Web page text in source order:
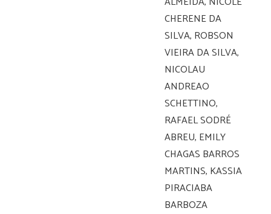
CHERENE DA
SILVA, ROBSON
VIEIRA DA SILVA,
NICOLAU
ANDREAO
SCHETTINO,
RAFAEL SODRÉ
ABREU, EMILY
CHAGAS BARROS
MARTINS, KASSIA
PIRACIABA
BARBOZA